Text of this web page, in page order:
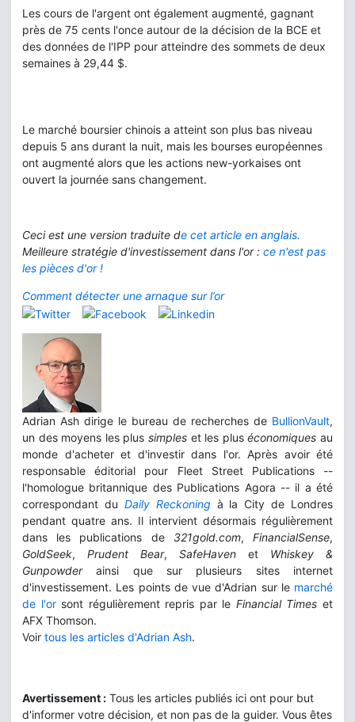
Les cours de l'argent ont également augmenté, gagnant
près de 75 cents l'once autour de la décision de la BCE et
des données de l'IPP pour atteindre des sommets de deux
semaines à 29,44 $.
Le marché boursier chinois a atteint son plus bas niveau
depuis 5 ans durant la nuit, mais les bourses européennes
ont augmenté alors que les actions new-yorkaises ont
ouvert la journée sans changement.
Ceci est une version traduite de cet article en anglais.
Meilleure stratégie d'investissement dans l'or : ce n'est pas
les pièces d'or !
Comment détecter une arnaque sur l’or
Adrian Ash dirige le bureau de recherches de BullionVault,
un des moyens les plus simples et les pluséconomiquesau
monde d'acheter et d'investir dans l'or. Après avoir été
responsable éditorial pour Fleet Street Publications --
l'homologue britannique des Publications Agora -- il a été
correspondant du Daily Reckoning à la City de Londres
pendant quatre ans. Il intervient désormais régulièrement
dans les publications de 321gold.com,FinancialSense,
GoldSeek, Prudent Bear, SafeHaven et Whiskey &
Gunpowderainsi que sur plusieurs sites internet
d'investissement. Les points de vue d'Adrian sur le marché
de l'orsont régulièrement repris par le Financial Times et
AFX Thomson.
Voir tous les articles d'Adrian Ash.
Avertissement : Tous les articles publiés ici ont pour but
d'informer votre décision, et non pas de la guider. Vous êtes